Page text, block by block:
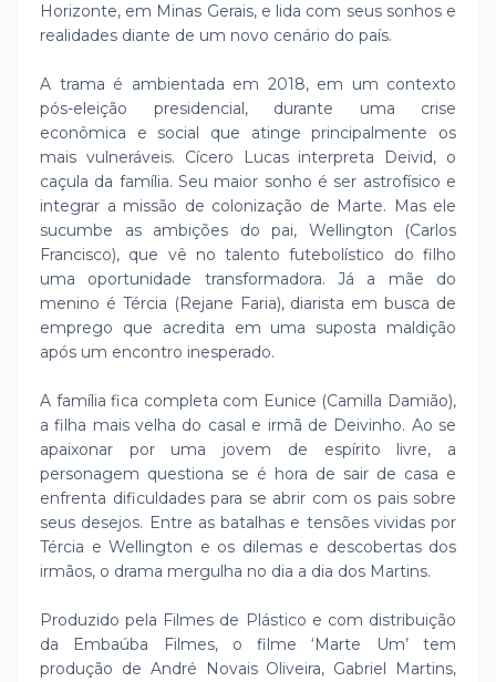
Horizonte, em Minas Gerais, e lida com seus sonhos e
realidades diante de um novo cenário do país.
A trama é ambientada em 2018, em um contexto
pós-eleição presidencial, durante uma crise
econômica e social que atinge principalmente os
mais vulneráveis. Cícero Lucas interpreta Deivid, o
caçula da família. Seu maior sonho é ser astrofísico e
integrar a missão de colonização de Marte. Mas ele
sucumbe as ambições do pai, Wellington (Carlos
Francisco), que vê no talento futebolístico do filho
uma oportunidade transformadora. Já a mãe do
menino é Tércia (Rejane Faria), diarista em busca de
emprego que acredita em uma suposta maldição
após um encontro inesperado.
A família fica completa com Eunice (Camilla Damião),
a filha mais velha do casal e irmã de Deivinho. Ao se
apaixonar por uma jovem de espírito livre, a
personagem questiona se é hora de sair de casa e
enfrenta dificuldades para se abrir com os pais sobre
seus desejos. Entre as batalhas e tensões vividas por
Tércia e Wellington e os dilemas e descobertas dos
irmãos, o drama mergulha no dia a dia dos Martins.
Produzido pela Filmes de Plástico e com distribuição
da Embaúba Filmes, o filme ‘Marte Um’ tem
produção de André Novais Oliveira, Gabriel Martins,